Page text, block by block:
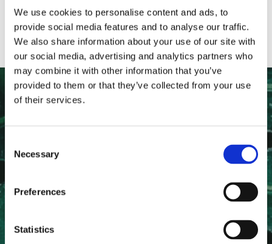
We use cookies to personalise content and ads, to
provide social media features and to analyse our traffic.
We also share information about your use of our site with
our social media, advertising and analytics partners who
may combine it with other information that you’ve
provided to them or that they’ve collected from your use
of their services.
Selection
Necessary
Preferences
Statistics